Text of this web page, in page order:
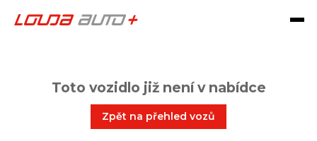
Toto vozidlo již není v nabídce
Zpět na přehled vozů